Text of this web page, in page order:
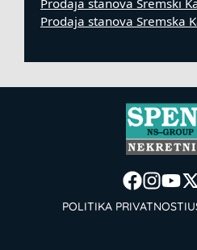
Prodaja stanova Sremski
Prodaja stanova Sremska
POLITIKA PRIVATNOSTI